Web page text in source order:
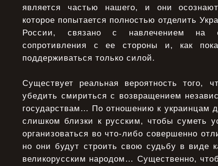
является частью нашего, и они
которое попытается полностью отделить
России, связано с навлечением на
сопротивления с ее стороны и, как
поддерживаться только силой.
Существует реальная вероятность того,
убедить смириться с возвращением
государствам… По отношению к украинцам
слишком близки к русским, чтобы суметь
организоваться во что-либо совершенно
но они будут строить свою судьбу в виде
великорусским народом… Существенно,